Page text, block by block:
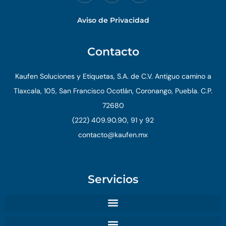
Aviso de Privacidad
Contacto
Kaufen Soluciones y Etiquetas, S.A. de C.V. Antiguo camino a
Tlaxcala, 105, San Francisco Ocotlán, Coronango, Puebla. C.P.
72680
(222) 409.90.90, 91 y 92
contacto@kaufen.mx
Servicios